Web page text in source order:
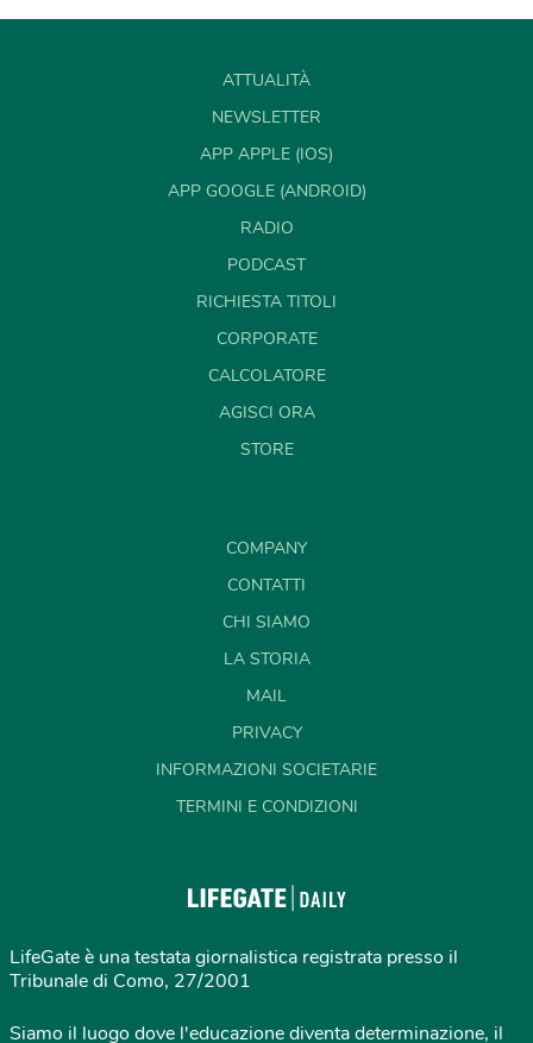
ATTUALITÀ
NEWSLETTER
APP APPLE (IOS)
APP GOOGLE (ANDROID)
RADIO
PODCAST
RICHIESTA TITOLI
CORPORATE
CALCOLATORE
AGISCI ORA
STORE
COMPANY
CONTATTI
CHI SIAMO
LA STORIA
MAIL
PRIVACY
INFORMAZIONI SOCIETARIE
TERMINI E CONDIZIONI
LifeGate è una testata giornalistica registrata presso il
Tribunale di Como, 27/2001
Siamo il luogo dove l'educazione diventa determinazione, il